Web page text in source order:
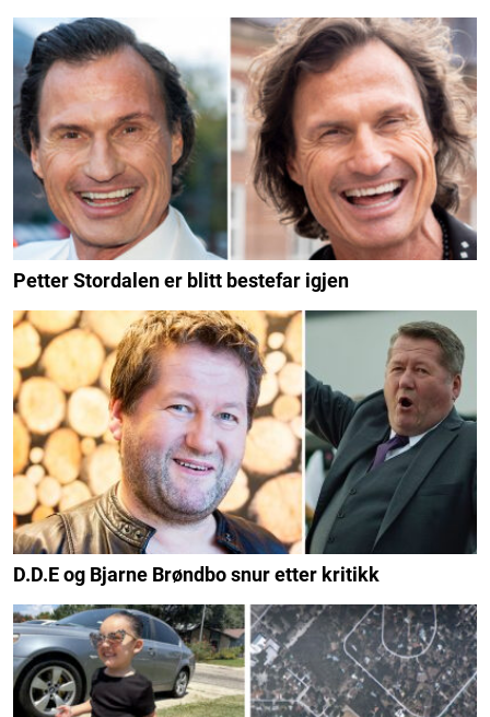
Petter Stordalen er blitt bestefar igjen
D.D.E og Bjarne Brøndbo snur etter kritikk